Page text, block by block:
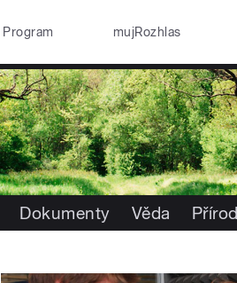
Program mujRozhlas
Dokumenty Věda